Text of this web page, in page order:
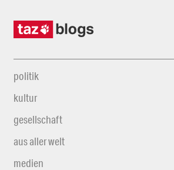
politik
kultur
gesellschaft
aus aller welt
medien